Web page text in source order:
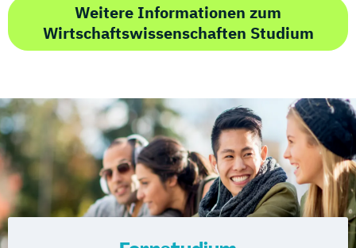
Weitere Informationen zum
Wirtschaftswissenschaften Studium